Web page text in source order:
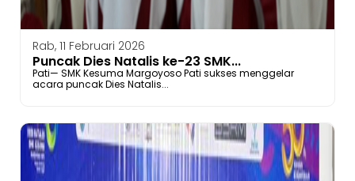
Rab, 11 Februari 2026
Puncak Dies Natalis ke-23 SMK...
Pati— SMK Kesuma Margoyoso Pati sukses menggelar
acara puncak Dies Natalis...